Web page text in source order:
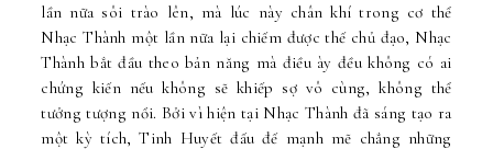
lần nữa sôi trào lên, mà lúc này chân khí trong cơ thể
Nhạc Thành một lần nữa lại chiếm được thế chủ đạo, Nhạc
Thành bắt đầu theo bản năng mà điều ày đều không có ai
chứng kiến nếu không sẽ khiếp sợ vô cùng, không thể
tưởng tượng nổi. Bởi vì hiện tại Nhạc Thành đã sáng tạo ra
một kỳ tích, Tinh Huyết đấu đế mạnh mẽ chẳng những